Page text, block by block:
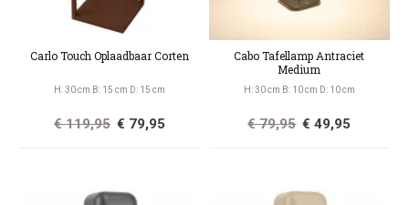
Carlo Touch Oplaadbaar Corten
H: 30 cm B: 15 cm D: 15 cm
€ 79,95
€ 119,95
Cabo Tafellamp Antraciet
Medium
H: 30 cm B: 10 cm D: 10 cm
€ 49,95
€ 79,95